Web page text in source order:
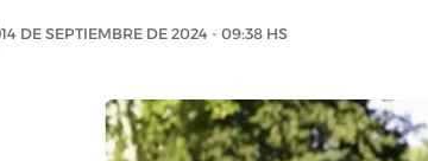
14 DE SEPTIEMBRE DE 2024 - 09:38 HS